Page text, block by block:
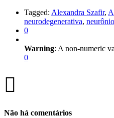
Tagged: Alexandra Szafir,
neurodegenerativa,
0
Warning: A non-numeric
0
Não há comentários